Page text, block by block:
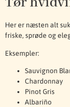
Her er næsten alt
friske, sprøde og
Eksempler:
Sauvignon
Chardonnay
Pinot Gris
Albariño